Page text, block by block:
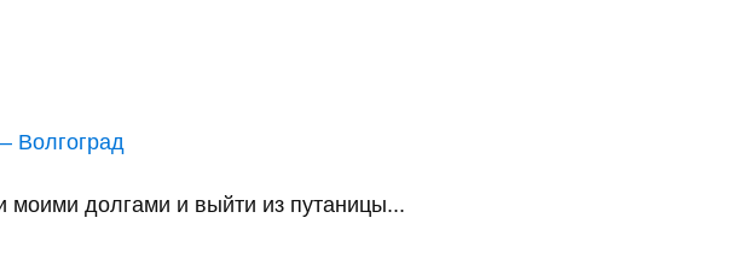
Волгоград
долгами и выйти из путаницы...